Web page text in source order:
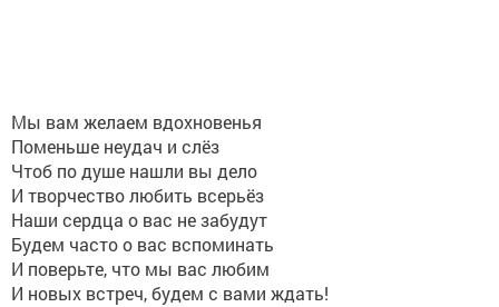
Мы вам желаем вдохновенья
Поменьше неудач и слёз
Чтоб по душе нашли вы дело
И творчество любить всерьёз
Наши сердца о вас не забудут
Будем часто о вас вспоминать
И поверьте, что мы вас любим
И новых встреч, будем с вами ждать!